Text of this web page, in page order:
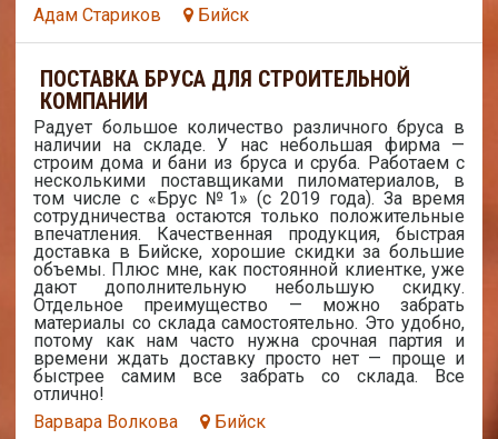
Адам Стариков
Бийск
ПОСТАВКА БРУСА ДЛЯ СТРОИТЕЛЬНОЙ
КОМПАНИИ
Радует большое количество различного бруса в
наличии на складе. У нас небольшая фирма —
строим дома и бани из бруса и сруба. Работаем с
несколькими поставщиками пиломатериалов, в
том числе с «Брус №1» (с 2019 года). За время
сотрудничества остаются только положительные
впечатления. Качественная продукция, быстрая
доставка в Бийске, хорошие скидки за большие
объемы. Плюс мне, как постоянной клиентке, уже
дают дополнительную небольшую скидку.
Отдельное преимущество — можно забрать
материалы со склада самостоятельно. Это удобно,
потому как нам часто нужна срочная партия и
времени ждать доставку просто нет — проще и
быстрее самим все забрать со склада. Все
отлично!
Варвара Волкова
Бийск